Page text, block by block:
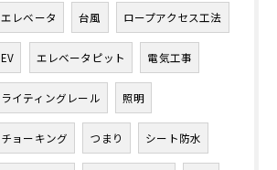
エレベータ 台風 ロープアクセス工法
EV エレベータピット 電気工事
ライティングレール 照明
チョーキング つまり シート防水